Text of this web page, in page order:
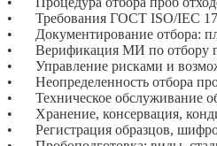
•
Требования ГОСТ ISO/IEC
•
Документирование отбора:
•
Верификация МИ по отбору
•
Управление рисками и
•
Неопределенность отбора
•
Техническое обслуживание
•
Хранение, консервация,
•
Регистрация образцов,